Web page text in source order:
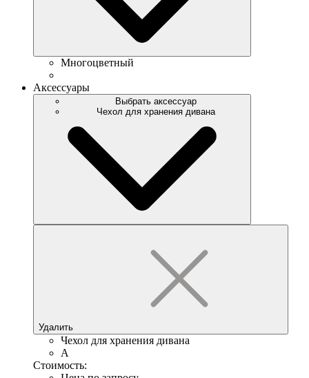
Многоцветный
Аксессуары
Выбрать аксессуар
Чехол для хранения дивана
Удалить
Чехол для хранения дивана
A
Стоимость: